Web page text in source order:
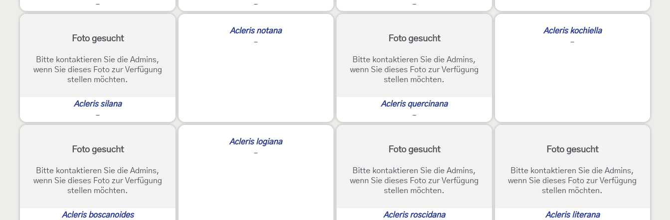
- - -
Foto gesucht
Bitte kontaktieren Sie die Admins,
wenn Sie dieses Foto zur Verfügung
stellen möchten.
Acleris silana
-
Acleris notana
- Foto gesucht
Bitte kontaktieren Sie die Admins,
wenn Sie dieses Foto zur Verfügung
stellen möchten.
Acleris quercinana
-
Acleris kochiella
-
Foto gesucht
Bitte kontaktieren Sie die Admins,
wenn Sie dieses Foto zur Verfügung
stellen möchten.
Acleris boscanoides
Acleris logiana
- Foto gesucht
Bitte kontaktieren Sie die Admins,
wenn Sie dieses Foto zur Verfügung
stellen möchten.
Acleris roscidana
Foto gesucht
Bitte kontaktieren Sie die Admins,
wenn Sie dieses Foto zur Verfügung
stellen möchten.
Acleris literana